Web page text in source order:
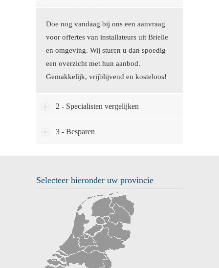
Doe nog vandaag bij ons een aanvraag
voor offertes van installateurs uit Brielle
en omgeving. Wij sturen u dan spoedig
een overzicht met hun aanbod.
Gemakkelijk, vrijblijvend en kosteloos!
2 - Specialisten vergelijken
3 - Besparen
Selecteer hieronder uw provincie